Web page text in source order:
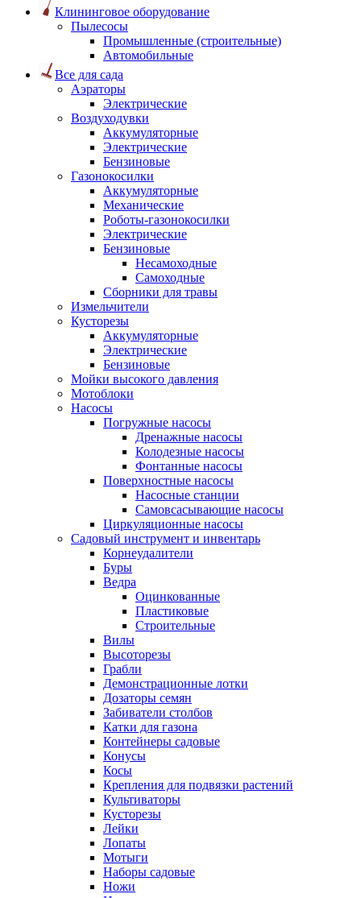
Клининговое оборудование
Пылесосы
Промышленные (строительные)
Автомобильные
Все для сада
Аэраторы
Электрические
Воздуходувки
Аккумуляторные
Электрические
Бензиновые
Газонокосилки
Аккумуляторные
Механические
Роботы-газонокосилки
Электрические
Бензиновые
Несамоходные
Самоходные
Сборники для травы
Измельчители
Кусторезы
Аккумуляторные
Электрические
Бензиновые
Мойки высокого давления
Мотоблоки
Насосы
Погружные насосы
Дренажные насосы
Колодезные насосы
Фонтанные насосы
Поверхностные насосы
Насосные станции
Самовсасывающие насосы
Циркуляционные насосы
Садовый инструмент и инвентарь
Корнеудалители
Буры
Ведра
Оцинкованные
Пластиковые
Строительные
Вилы
Высоторезы
Грабли
Демонстрационные лотки
Дозаторы семян
Забиватели столбов
Катки для газона
Контейнеры садовые
Конусы
Косы
Крепления для подвязки растений
Культиваторы
Кусторезы
Лейки
Лопаты
Мотыги
Наборы садовые
Ножи